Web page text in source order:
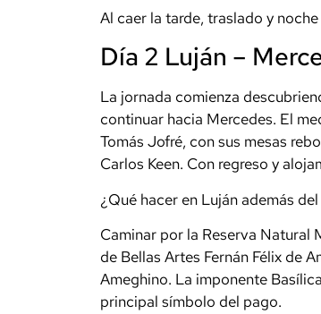
Al caer la tarde, traslado y noche
Día 2 Luján –
La jornada comienza
continuar hacia Mercedes. El
Tomás Jofré, con sus mesas
Carlos Keen. Con regreso y
¿Qué hacer en Luján además
Caminar por la Reserva Natural
de Bellas Artes Fernán Félix de
Ameghino. La imponente
principal símbolo del pago.